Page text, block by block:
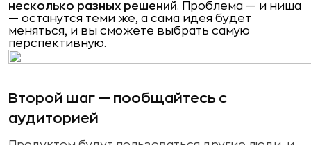
несколько разных решений. Проблема — и ниша
— останутся теми же, а сама идея будет
меняться, и вы сможете выбрать самую
перспективную.
Второй шаг — пообщайтесь с
аудиторией